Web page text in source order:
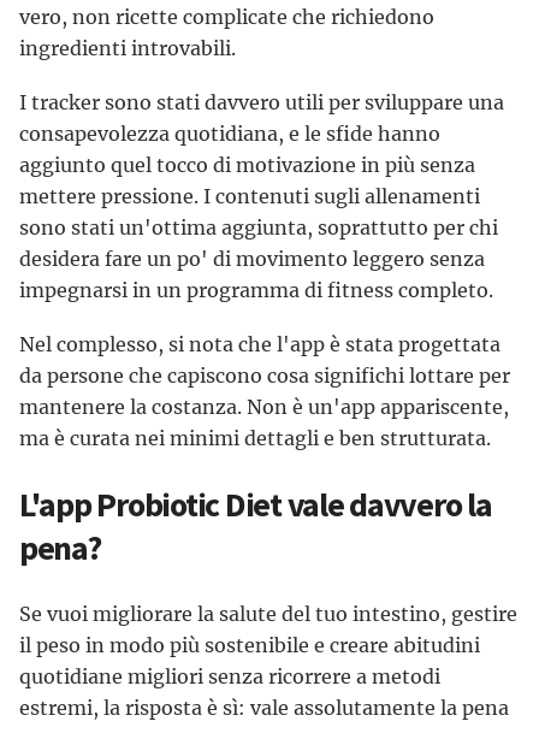
vero, non ricette complicate che richiedono
ingredienti introvabili.
I tracker sono stati davvero utili per sviluppare una
consapevolezza quotidiana, e le sfide hanno
aggiunto quel tocco di motivazione in più senza
mettere pressione. I contenuti sugli allenamenti
sono stati un'ottima aggiunta, soprattutto per chi
desidera fare un po' di movimento leggero senza
impegnarsi in un programma di fitness completo.
Nel complesso, si nota che l'app è stata progettata
da persone che capiscono cosa significhi lottare per
mantenere la costanza. Non è un'app appariscente,
ma è curata nei minimi dettagli e ben strutturata.
L'app Probiotic Diet vale davvero la
pena?
Se vuoi migliorare la salute del tuo intestino, gestire
il peso in modo più sostenibile e creare abitudini
quotidiane migliori senza ricorrere a metodi
estremi, la risposta è sì: vale assolutamente la pena